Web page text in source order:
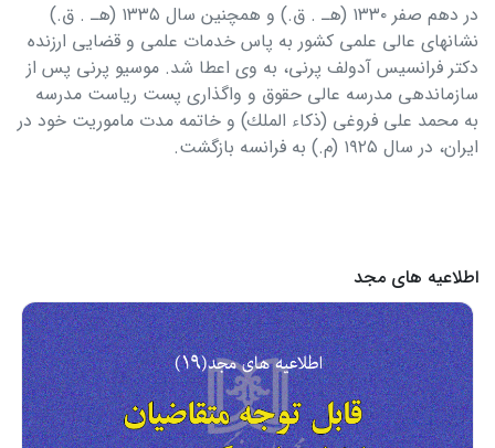
در دهم صفر ۱۳۳۰ (هـ . ق.) و همچنین سال ۱۳۳۵ (هـ . ق.)
نشانهای عالی علمی كشور به پاس خدمات علمی و قضایی ارزنده
دكتر فرانسیس آدولف پرنی، به وی اعطا شد. موسیو پرنی پس از
سازماندهی مدرسه عالی حقوق و واگذاری پست ریاست مدرسه
به محمد علی فروغی (ذكاء الملك) و خاتمه مدت ماموریت خود در
ایران، در سال ۱۹۲۵ (م.) به فرانسه بازگشت
.
اطلاعیه های مجد